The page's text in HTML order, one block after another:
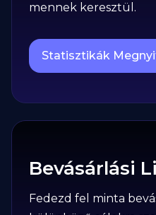
mennek keresztül.
Statisztikák
Bevásárlási
Fedezd fel minta